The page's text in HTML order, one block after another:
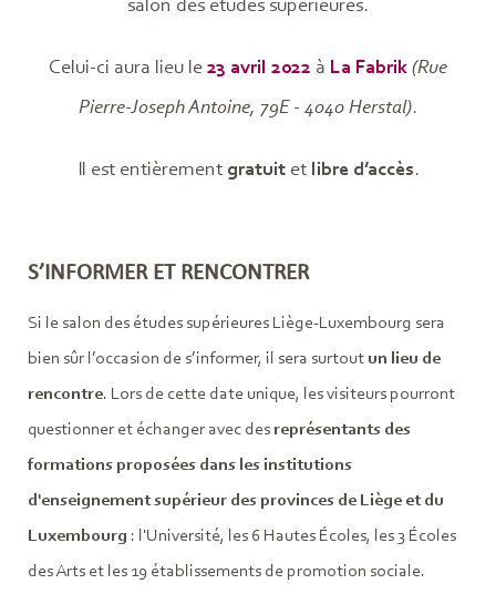
salon des études supérieures.
Celui-ci aura lieu le 23 avril 2022 à La Fabrik (Rue
Pierre-Joseph Antoine, 79E - 4040 Herstal).
Il est entièrement gratuitet libre d’accès.
S’INFORMER ET RENCONTRER
Si le salon des études supérieures Liège-Luxembourg sera
bien sûr l’occasion de s’informer, il sera surtout un lieu de
rencontre. Lors de cette date unique, les visiteurs pourront
questionner et échanger avec des représentants des
formations proposées dans les institutions
d'enseignement supérieur des provinces de Liège et du
Luxembourg : l'Université, les 6 Hautes Écoles, les 3 Écoles
des Arts et les 19 établissements de promotion sociale.